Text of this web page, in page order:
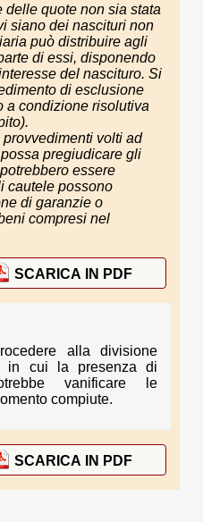
delle quote non sia stata
siano dei nascituri non
può distribuire agli
di essi, disponendo
del nascituro. Si
di esclusione
a condizione risolutiva
volti ad
pregiudicare gli
essere
cautele possono
di garanzie o
compresi nel
SCARICA IN PDF
alla divisione
in cui la presenza di
vanificare le
compiute.
SCARICA IN PDF